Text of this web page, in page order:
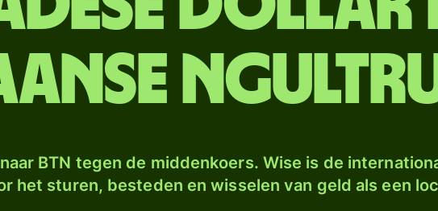
BTN tegen de middenkoers. Wise is de
het sturen, besteden en wisselen van geld als een